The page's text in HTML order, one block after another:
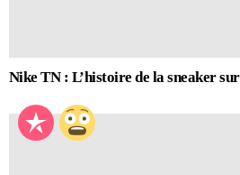
Nike TN : L’histoire de la sneaker